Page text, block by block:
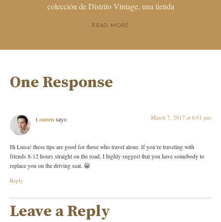
colección de Distrito Vintage, una tienda
READ MORE
One Response
Louren says: March 7, 2017 at 6:01 pm
Hi Luisa! these tips are good for those who travel alone. If you’re traveling with
friends 8-12 hours straight on the road, I highly suggest that you have somebody to
replace you on the driving seat. 😀
Reply
Leave a Reply